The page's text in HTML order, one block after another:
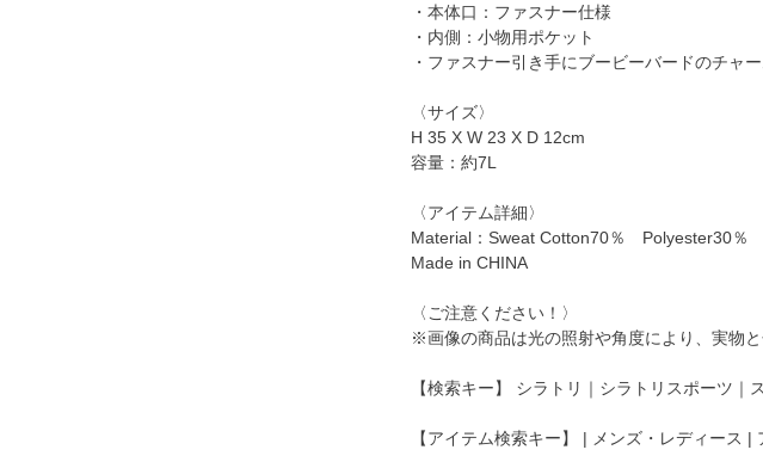
・本体口：ファスナー仕様
・内側：小物用ポケット
・ファスナー引き手にブービーバードのチャ
〈サイズ〉
H 35 X W 23 X D 12cm
容量：約7L
〈アイテム詳細〉
Material：Sweat Cotton70％ Polyester30％
Made in CHINA
〈ご注意ください！〉
※画像の商品は光の照射や角度により、実物
【検索キー】 シラトリ｜シラトリスポーツ｜
【アイテム検索キー】 | メンズ・レディース